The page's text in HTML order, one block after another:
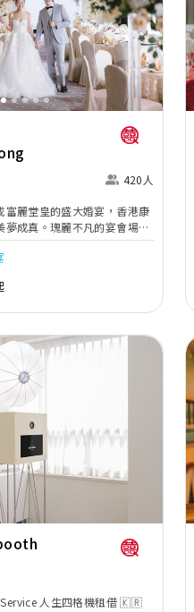
Next
420人
富麗堂皇的盛大婚宴，香港康
夢成真。瑰麗不凡的宴會場
宴助理服務，再加上奢華水晶
，為新人及賓客締造畢生難
人生四格機租借 🇰🇷